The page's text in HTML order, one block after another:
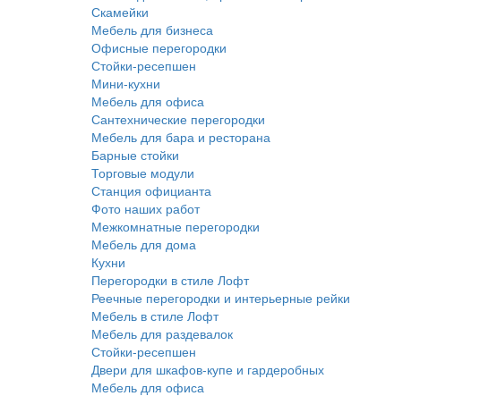
Скамейки
Мебель для бизнеса
Офисные перегородки
Стойки-ресепшен
Мини-кухни
Мебель для офиса
Сантехнические перегородки
Мебель для бара и ресторана
Барные стойки
Торговые модули
Станция официанта
Фото наших работ
Межкомнатные перегородки
Мебель для дома
Кухни
Перегородки в стиле Лофт
Реечные перегородки и интерьерные рейки
Мебель в стиле Лофт
Мебель для раздевалок
Стойки-ресепшен
Двери для шкафов-купе и гардеробных
Мебель для офиса